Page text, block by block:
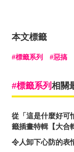
本文標籤
標籤系列 惡搞
標籤系列 相關
從「這是什麼好可
籤插畫特輯【大合
令人卸下心防的表